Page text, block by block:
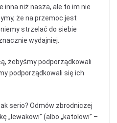
inna niż nasza, ale to im nie
że na przemoc jest
strzelać do siebie
wydajniej.
żebyśmy podporządkowali
podporządkowali się ich
serio? Odmów zbrodniczej
„lewakowi” (albo „katolowi” –